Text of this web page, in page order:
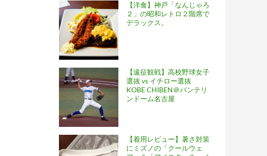
【洋食】神戸「なんじゃろ
２」の昭和レトロ２階席で
デラックス。
【遠征観戦】高校野球女子
選抜 vs イチロー選抜
KOBE CHIBEN＠バンテリ
ンドーム名古屋
【着用レビュー】暑さ対策
にミズノの「クールウェ